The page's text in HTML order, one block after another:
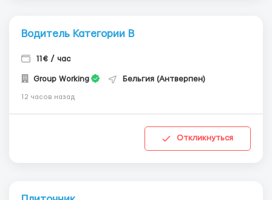
Водитель Категории В
11€ / час
Group Working Бельгия (Антверпен)
12 часов назад
Откликнуться